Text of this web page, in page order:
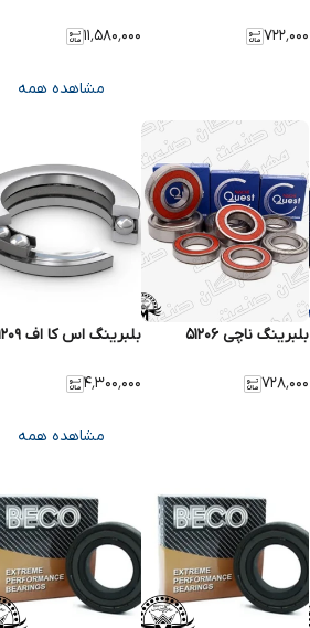
۷۲۲٬۰۰۰ ۱۱٬۵۸۰٬۰۰۰
مشاهده همه
بلبرینگ ناچی 51206
۷۲۸٬۰۰۰
بلبرینگ اس کا اف 51209
۴٬۳۰۰٬۰۰۰
مشاهده همه